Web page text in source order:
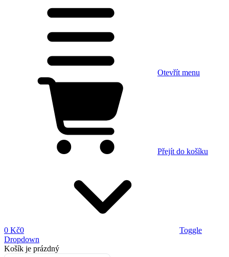
Otevřít menu
Přejít do košíku
0 Kč0
Toggle
Dropdown
Košík je prázdný